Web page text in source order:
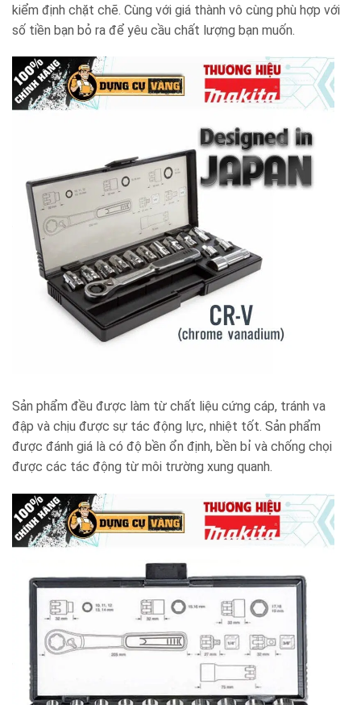
kiểm định chặt chẽ. Cùng với giá thành vô cùng phù hợp với
số tiền bạn bỏ ra để yêu cầu chất lượng bạn muốn.
Sản phẩm đều được làm từ chất liệu cứng cáp, tránh va
đập và chịu được sự tác động lực, nhiệt tốt. Sản phẩm
được đánh giá là có độ bền ổn định, bền bỉ và chống chọi
được các tác động từ môi trường xung quanh.